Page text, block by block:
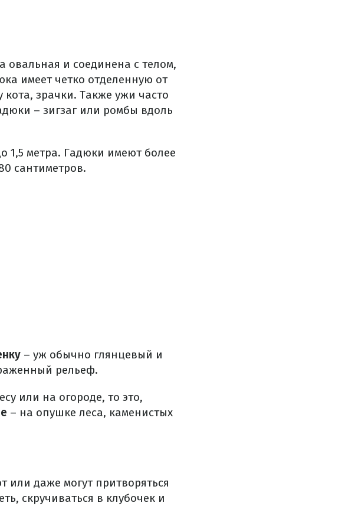
и соединена с телом,
имеет четко отделенную от
зрачки. Также ужи часто
– зигзаг или ромбы вдоль
1,5 метра. Гадюки имеют более
сантиметров.
– уж обычно глянцевый и
рельеф.
или на огороде, то это,
– на опушке леса, каменистых
или даже могут притворяться
скручиваться в клубочек и